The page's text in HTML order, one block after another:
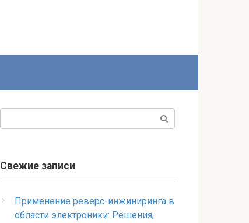
Свежие записи
Применение реверс-инжиниринга в
области электроники: Решения,